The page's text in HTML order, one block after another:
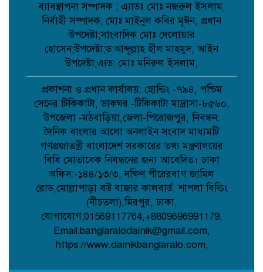
নওগাঁর আত্রাইয়ে পুলিশের অভিযানে ৫ জন
গ্রেপ্তার;
কবিতা: চমকের পাঠ কৌশল ;
আমান উল্লাহ আমানের সাথে নিশু ও মহিলা
দলের নেত্রীদের সৌজন্য স্বাক্ষাৎ ;
মানববন্ধনের নামে অপপ্রচার নয়, সামাজিক
সম্প্রীতি রক্ষায় প্রশাসনের কঠোর নজরদারি
দাবি;
জননেতা শাহরিয়ার ইমন: জালালপুর
ইউনিয়নের মাটি ও মানুষের আস্থার প্রতীক;
ব্যাবস্থাপনা সম্পাদক ; এ্যাডঃ মোঃ নজরুল ইসলাম,
নির্বাহী সম্পাদক; মোঃ মাইনুল কবির মূঈন, প্রধান
উপদেষ্টা;সাংবাদিক মোঃ দেলোয়ার
হোসেন;উপদেষ্টা;ড:আব্দূল্লাহ হীল মাহমুদ, আইন
উপদেষ্টা;এ্যড: মোঃ মনিরুল ইসলাম,
প্রকাশনা ও প্রধান কার্যালয়: হোল্ডিং -৭৯৪, পশ্চিম
সেনের টিকিকাটা, ডাকঘর -টিকিকাটা মাদ্রাসা-৮৫৬০,
উপজেলা -মঠবাড়িয়া,জেলা-পিরোজপুর, নিবন্ধন:
দৈনিক বাংলার আলো অনলাইন সংবাদ মাধ্যমটি
গণপ্রজাতন্ত্রী বাংলাদেশ সরকারের তথ্য মন্ত্রণালয়ের
বিধি মোতাবেক নিবন্ধনের জন্য আবেদিত। ঢাকা
অফিস:-১৪৪/১৩/৩, দক্ষিণ পীরেরবাগ জামিল
রোড,মোল্লাপাড়া বউ বাজার কালবার্ড, শাপলা বিল্ডিং
(নীচতলা),মিরপুর, ঢাকা,
যোগাযোগ;01569117764,+8809696991179,
Email:banglaralodainik@gmail.com,
https://www.dainikbanglaralo.com,